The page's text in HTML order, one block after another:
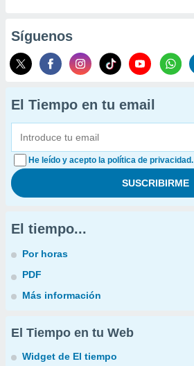
Síguenos
El Tiempo en tu email
He leído y acepto la política de privacidad.
El tiempo...
Por horas
PDF
Más información
El Tiempo en tu Web
Widget de El tiempo